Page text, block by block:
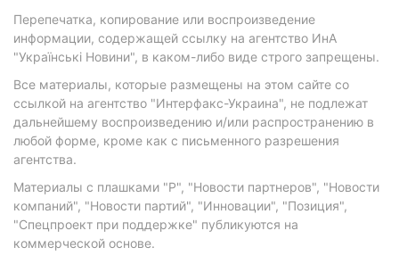
Перепечатка, копирование или воспроизведение
информации, содержащей ссылку на агентство ИнА
"Українські Новини", в каком-либо виде строго запрещены.
Все материалы, которые размещены на этом сайте со
ссылкой на агентство "Интерфакс-Украина", не подлежат
дальнейшему воспроизведению и/или распространению в
любой форме, кроме как с письменного разрешения
агентства.
Материалы с плашками "Р", "Новости партнеров", "Новости
компаний", "Новости партий", "Инновации", "Позиция",
"Спецпроект при поддержке" публикуются на
коммерческой основе.